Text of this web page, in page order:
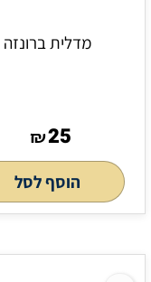
מדלית ברונזה
₪25
הוסף לסל